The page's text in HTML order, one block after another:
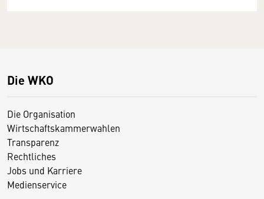
Die WKO
Die Organisation
Wirtschaftskammerwahlen
Transparenz
Rechtliches
Jobs und Karriere
Medienservice